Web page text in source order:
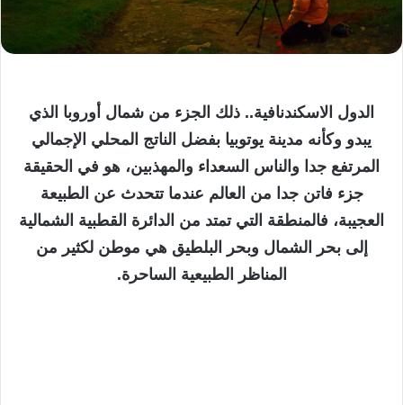
الدول الاسكندنافية.. ذلك الجزء من شمال أوروبا الذي
يبدو وكأنه مدينة يوتوبيا بفضل الناتج المحلي الإجمالي
المرتفع جدا والناس السعداء والمهذبين، هو في الحقيقة
جزء فاتن جدا من العالم عندما تتحدث عن الطبيعة
العجيبة، فالمنطقة التي تمتد من الدائرة القطبية الشمالية
إلى بحر الشمال وبحر البلطيق هي موطن لكثير من
المناظر الطبيعية الساحرة.